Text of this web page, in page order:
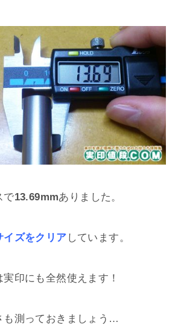
で13.69mmありました。
イズをクリア しています。
印にも全然使えます！
も測っておきましょう…